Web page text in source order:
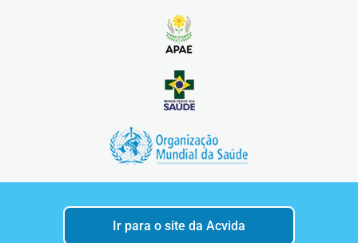
Ir para o site da Acvida